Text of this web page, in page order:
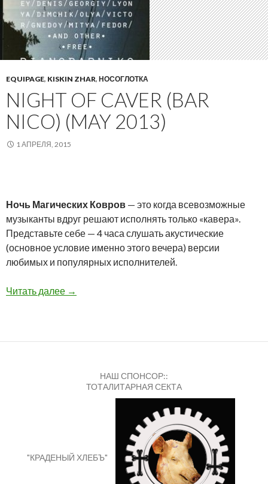
EQUIPAGE, KISKIN ZHAR, НОСОГЛОТКА
NIGHT OF CAVER (BAR
NICO) (MAY 2013)
1 АПРЕЛЯ, 2015
Ночь Магических Ковров — это когда всевозможные
музыканты вдруг решают исполнять только «кавера».
Представьте себе — 4 часа слушать акустические
(основное условие именно этого вечера) версии
любимых и популярных исполнителей.
Читать далее Night of Caver (Bar NiCo) (May 2013)
→
НАШ СПОНСОР::
ТОТАЛИТАРНАЯ СЕКТА
"КРАДЕНЫЙ ХЛЕБЪ"